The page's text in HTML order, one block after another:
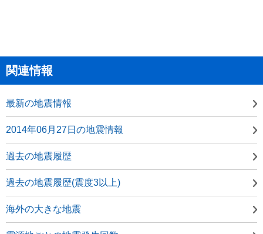
関連情報
最新の地震情報
2014年06月27日の地震情報
過去の地震履歴
過去の地震履歴(震度3以上)
海外の大きな地震